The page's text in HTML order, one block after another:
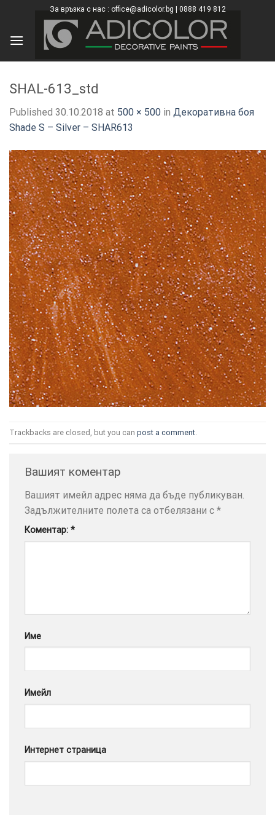
content
За връзка с нас : office@adicolor.bg | 0888 419 812
SHAL-613_std
Published 30.10.2018 at 500 × 500 in Декоративна боя
Shade S – Silver – SHAR613
Trackbacks are closed, but you can post a comment
Вашият коментар
Вашият имейл адрес няма да бъде публикуван.
Задължителните полета са отбелязани с *
Коментар: *
Име
Имейл
Интернет страница
×
× ТОЗИ
САЙТ
ИЗПОЛЗВА
ПОВЕЧЕ
ДА
НАМЕРИТЕ
ТУК.
УСЛУГИ ОПЦИИ